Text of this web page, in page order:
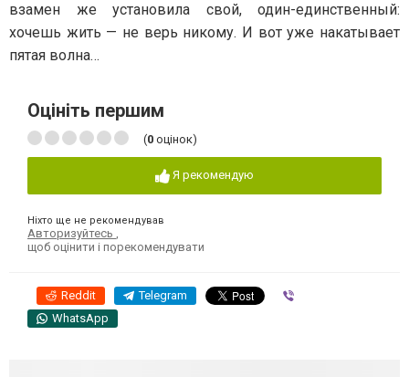
взамен же установила свой, один-единственный:
хочешь жить — не верь никому. И вот уже накатывает
пятая волна…
Оцініть першим
(0 оцінок)
Я рекомендую
Ніхто ще не рекомендував
Авторизуйтесь
щоб оцінити і порекомендувати
Reddit Telegram
WhatsApp